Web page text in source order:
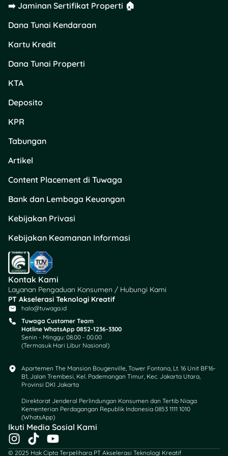
Ini bisa jadi alternatif bagi
keterbatasan finansial tapi
perawatan yang layak
untuk orang tua.
7. Panti Werdha
Dharma Bhakti,
Surabaya
berdiri lama dan punya
reputasi baik di Jawa Timur.
bersih, dengan jadwal
pemeriksaan kesehatan
Lokasinya di tengah kota,
mengunjungi. Jika tertarik
menikmati masa tua di sini,
kisaran biayanya adalah
sebagai berikut:
Biaya bulanan:
Rp3.000.000 –
Rp5.000.000
Biaya pangkal:
8. Panti Tresna Werdha
Budi Mulia 3, Jakarta
Timur
Dikelola oleh Dinas Sosial
DKI Jakarta, panti ini
➡️ Jaminan Sertifikat Properti 🏠
Dana Tunai Kendaraan
Kartu Kredit
Dana Tunai Properti
KTA
Deposito
KPR
Tabungan
Artikel
Content Placement di Tuwaga
Bank dan Lembaga Keuangan
Kebijakan Privasi
Kebijakan Keamanan Informasi
Kontak Kami
Layanan Pengaduan Konsumen / Hubungi Kami
PT Akselerasi Teknologi Kreatif
halo@tuwaga.id
Tuwaga Customer Team
Hotline WhatsApp 0852-1236-3300
Senin - Minggu: 08.00 - 00.00
(Termasuk Hari Libur Nasional)
Apartemen The Mansion Bougenville, Tower Fontana, Lt. 16 Unit BF16-
B1, Jalan Trembesi, Kel. Pademangan Timur, Kec. Jakarta Utara,
Provinsi DKI Jakarta
Direktorat Jenderal Perlindungan Konsumen dan Tertib Niaga
Kementerian Perdagangan Republik Indonesia 0853 1111 1010
(WhatsApp)​
Ikuti Media Sosial Kami
I
n
T
i
Y
o
© 2025 Hak Cipta Terpelihara PT Akselerasi Teknologi Kreatif